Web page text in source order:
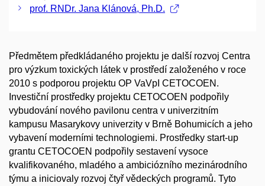
prof. RNDr. Jana Klánová, Ph.D.
Předmětem předkládaného projektu je další rozvoj Centra
pro výzkum toxických látek v prostředí založeného v roce
2010 s podporou projektu OP VaVpI CETOCOEN.
Investiční prostředky projektu CETOCOEN podpořily
vybudování nového pavilonu centra v univerzitním
kampusu Masarykovy univerzity v Brně Bohumicích a jeho
vybavení moderními technologiemi. Prostředky start-up
grantu CETOCOEN podpořily sestavení vysoce
kvalifikovaného, mladého a ambiciózního mezinárodního
týmu a iniciovaly rozvoj čtyř vědeckých programů. Tyto